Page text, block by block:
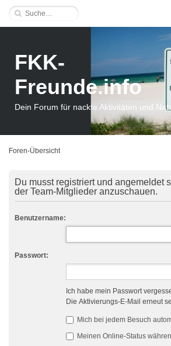
FKK-
Freunde.info
Dein Forum für nackte Aktivitäten und
Foren-Übersicht
Du musst registriert und angemeldet
der Team-Mitglieder anzuschauen.
Benutzername:
Passwort:
Ich habe mein Passwort
Die Aktivierungs-E-Mail erneut
Mich bei jedem Besuch
Meinen Online-Status